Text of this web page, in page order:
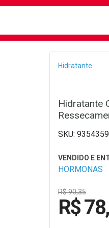
Hidratante
Hidratante
HORMONAS
R$ 90,35
R$